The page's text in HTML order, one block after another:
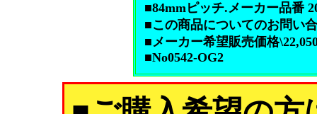
■84mmピッチ.メーカー品番
■この商品についてのお問い
■メーカー希望販売価格
■No0542-OG2